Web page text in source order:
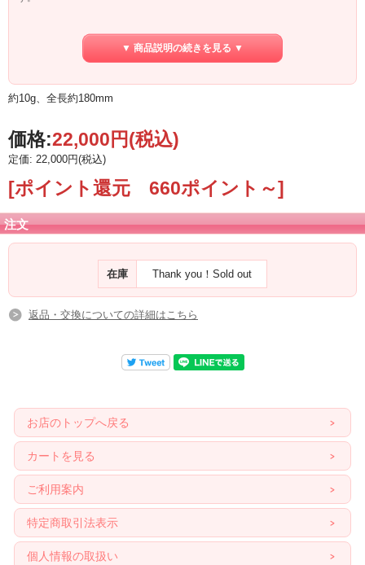
勇気と行動力をもたらし、困難を乗り越えて夢や目標を達成するための
サポートをしてくれます。▼ 商品説明の続きを見る ▼
約10g、全長約180mm
価格:22,000円(税込)
定価: 22,000円(税込)
[ポイント還元 660ポイント～]
注文
在庫 Thank you！Sold out
返品・交換についての詳細はこちら
お店のトップへ戻る
カートを見る
ご利用案内
特定商取引法表示
個人情報の取扱い